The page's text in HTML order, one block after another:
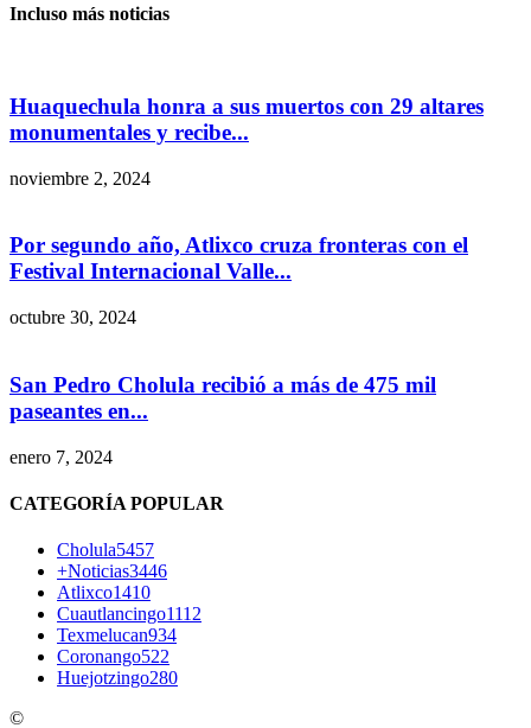
Incluso más noticias
Huaquechula honra a sus muertos con 29 altares
monumentales y recibe...
noviembre 2, 2024
Por segundo año, Atlixco cruza fronteras con el
Festival Internacional Valle...
octubre 30, 2024
San Pedro Cholula recibió a más de 475 mil
paseantes en...
enero 7, 2024
CATEGORÍA POPULAR
Cholula5457
+Noticias3446
Atlixco1410
Cuautlancingo1112
Texmelucan934
Coronango522
Huejotzingo280
©